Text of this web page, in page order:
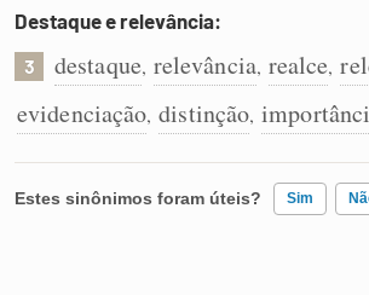
Dicionário
Sinônimos
Destaque e relevância:
3 destaque, relevância, realce,
evidenciação, distinção,
Estes sinônimos foram úteis? Sim